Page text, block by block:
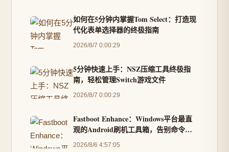
如何在5分钟内掌握Tom Select：打造现
代化表单选择器的终极指南
2026/8/7 0:00:29
5分钟快速上手：NSZ压缩工具终极指
南，轻松管理Switch游戏文件
2026/8/7 0:00:29
Fastboot Enhance：Windows平台最直
观的Android刷机工具箱，告别命令行
复杂操作
2026/8/6 4:57:05